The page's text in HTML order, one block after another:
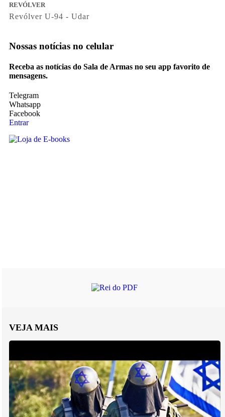
REVÓLVER
Revólver U-94 - Udar
Nossas notícias no celular
Receba as notícias do Sala de Armas no seu app favorito de
mensagens.
Telegram
Whatsapp
Facebook
Entrar
VEJA MAIS